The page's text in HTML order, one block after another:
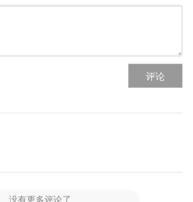
评论
没有更多评论了